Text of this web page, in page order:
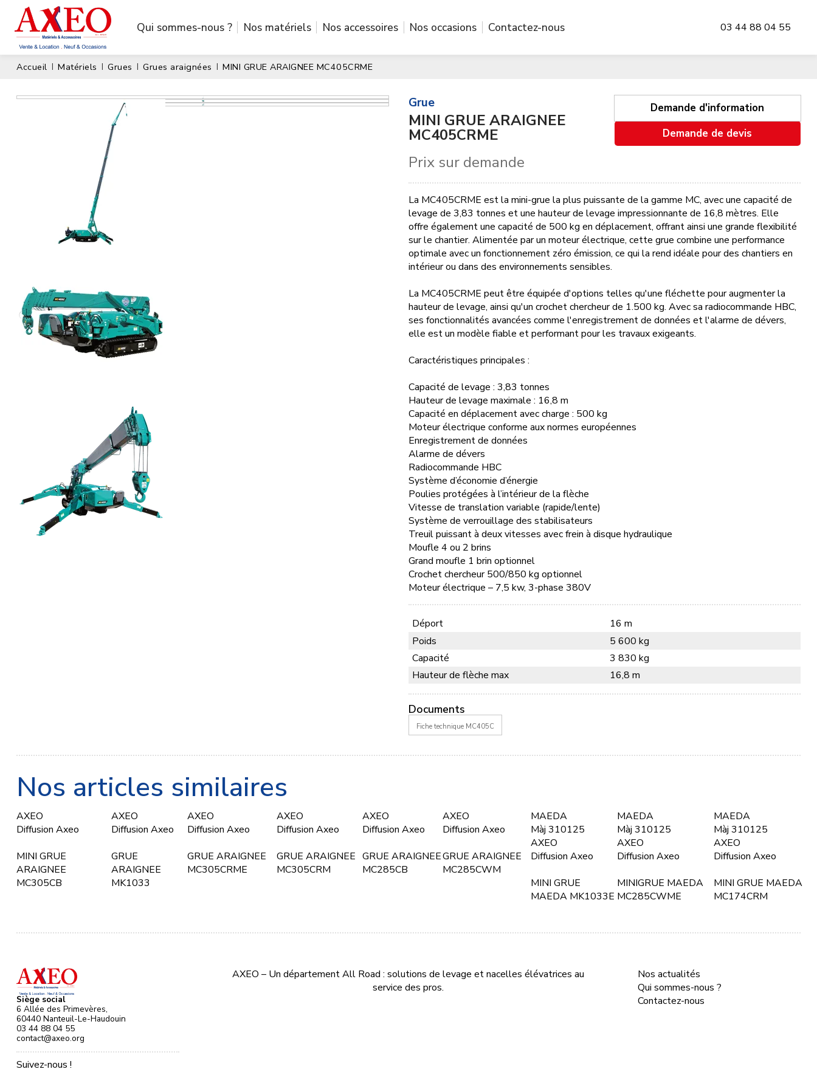
Qui sommes-nous ? Nos matériels Nos accessoires Nos occasions Contactez-nous 03 44 88 04 55
Accueil Matériels Grues Grues araignées MINI GRUE ARAIGNEE MC405CRME
grue
MINI GRUE ARAIGNEE
MC405CRME
Prix sur demande
Déport
16 m
Poids
5 600 kg
Capacité
3 830 kg
Hauteur de flèche max
16,8 m
La MC405CRME est la mini-grue la plus puissante de la gamme MC, avec une capacité de
levage de 3,83 tonnes et une hauteur de levage impressionnante de 16,8 mètres. Elle
offre également une capacité de 500 kg en déplacement, offrant ainsi une grande flexibilité
sur le chantier. Alimentée par un moteur électrique, cette grue combine une performance
optimale avec un fonctionnement zéro émission, ce qui la rend idéale pour des chantiers en
intérieur ou dans des environnements sensibles.
La MC405CRME peut être équipée d'options telles qu'une fléchette pour augmenter la
hauteur de levage, ainsi qu'un crochet chercheur de 1.500 kg. Avec sa radiocommande HBC,
ses fonctionnalités avancées comme l'enregistrement de données et l'alarme de dévers,
elle est un modèle fiable et performant pour les travaux exigeants.
Caractéristiques principales :
Capacité de levage : 3,83 tonnes
Hauteur de levage maximale : 16,8 m
Capacité en déplacement avec charge : 500 kg
Moteur électrique conforme aux normes européennes
Enregistrement de données
Alarme de dévers
Radiocommande HBC
Système d’économie d’énergie
Poulies protégées à l’intérieur de la flèche
Vitesse de translation variable (rapide/lente)
Système de verrouillage des stabilisateurs
Treuil puissant à deux vitesses avec frein à disque hydraulique
Moufle 4 ou 2 brins
Grand moufle 1 brin optionnel
Crochet chercheur 500/850 kg optionnel
Moteur électrique – 7,5 kw, 3-phase 380V
Documents
Fiche technique MC405C
Demande de devis
Demande d'information
Nos articles similaires
AXEO
Diffusion Axeo
MINI GRUE
ARAIGNEE
MC305CB
AXEO
Diffusion Axeo
GRUE
ARAIGNEE
MK1033
AXEO
Diffusion Axeo
GRUE ARAIGNEE
MC305CRME
AXEO
Diffusion Axeo
GRUE ARAIGNEE
MC305CRM
AXEO
Diffusion Axeo
GRUE ARAIGNEE
MC285CB
AXEO
Diffusion Axeo
GRUE ARAIGNEE
MC285CWM
MAEDA
Màj 310125
AXEO
Diffusion Axeo
MINI GRUE
MAEDA MK1033E
MAEDA
Màj 310125
AXEO
Diffusion Axeo
MINIGRUE MAEDA
MC285CWME
MAEDA
Màj 310125
AXEO
Diffusion Axeo
MINI GRUE MAEDA
MC174CRM
Siège social
6 Allée des Primevères,
60440 Nanteuil-Le-Haudouin
03 44 88 04 55
contact@axeo.org
AXEO – Un département All Road : solutions de levage et nacelles élévatrices au
service des pros.
Nos actualités
Qui sommes-nous ?
Contactez-nous
Suivez-nous !